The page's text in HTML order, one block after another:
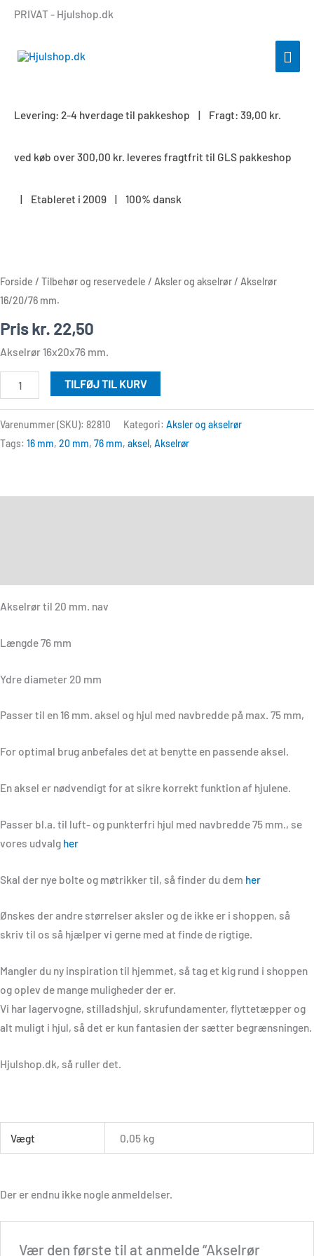
PRIVAT - Hjulshop.dk
Levering: 2-4 hverdage til pakkeshop | Fragt: 39,00 kr.
ved køb over 300,00 kr. leveres fragtfrit til GLS pakkeshop
| Etableret i 2009 | 100% dansk
Forside / Tilbehør og reservedele / Aksler og akselrør/ Akselrør
16/20/76 mm.
Priskr. 22,50
Akselrør 16x20x76 mm.
mm.
antal
TILFØJ TIL KURV
Varenummer (SKU): 82810 Kategori: Aksler og akselrør
Tags: 16 mm, 20 mm, 76 mm, aksel, Akselrør
Akselrør til 20 mm. nav
Længde 76 mm
Ydre diameter 20 mm
Passer til en 16 mm. aksel og hjul med navbredde på max. 75 mm,
For optimal brug anbefales det at benytte en passende aksel.
En aksel er nødvendigt for at sikre korrekt funktion af hjulene.
Passer bl.a. til luft- og punkterfri hjul med navbredde 75 mm., se
vores udvalg her
Skal der nye bolte og møtrikker til, så finder du dem her
Ønskes der andre størrelser aksler og de ikke er i shoppen, så
skriv til os så hjælper vi gerne med at finde de rigtige.
Mangler du ny inspiration til hjemmet, så tag et kig rund i shoppen
og oplev de mange muligheder der er.
Vi har lagervogne, stilladshjul, skrufundamenter, flyttetæpper og
alt muligt i hjul, så det er kun fantasien der sætter begrænsningen.
Hjulshop.dk, så ruller det.
Vægt 0,05 kg
Der er endnu ikke nogle anmeldelser.
Vær den første til at anmelde “Akselrør